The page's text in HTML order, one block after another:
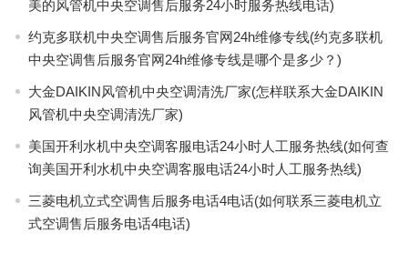
美的风管机中央空调售后服务24小时服务热线电话)
约克多联机中央空调售后服务官网24h维修专线(约克多联机
中央空调售后服务官网24h维修专线是哪个是多少？)
大金DAIKIN风管机中央空调清洗厂家(怎样联系大金DAIKIN
风管机中央空调清洗厂家)
美国开利水机中央空调客服电话24小时人工服务热线(如何查
询美国开利水机中央空调客服电话24小时人工服务热线)
三菱电机立式空调售后服务电话4电话(如何联系三菱电机立
式空调售后服务电话4电话)